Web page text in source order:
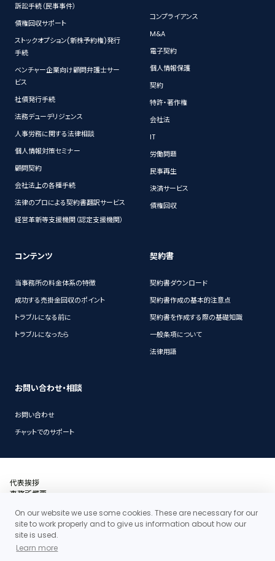
訴訟手続（民事事件）
債権回収サポート
ストックオプション(新株予約権)発行
手続
ベンチャー企業向け顧問弁護士サー
ビス
社債発行手続
法務デューデリジェンス
人事労務に関する法律相談
個人情報対策セミナー
顧問契約
会社法上の各種手続
法律のプロによる契約書翻訳サービス
経営革新等支援機関（認定支援機関）
コンプライアンス
M&A
電子契約
個人情報保護
契約
特許・著作権
会社法
IT
労働問題
民事再生
決済サービス
債権回収
コンテンツ
当事務所の料金体系の特徴
成功する売掛金回収のポイント
トラブルになる前に
トラブルになったら
契約書
契約書ダウンロード
契約書作成の基本的注意点
契約書を作成する際の基礎知識
一般条項について
法律用語
お問い合わせ・相談
お問い合わせ
チャットでのサポート
代表挨拶
事務所概要
アクセス・地図
当事務所の料金体系の特徴
お問い合わせ
個人情報保護ポリシー
On our website we use some cookies. These are necessary for our
site to work properly and to give us information about how our
site is used.
Learn more